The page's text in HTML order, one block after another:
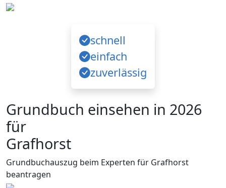
schnell
einfach
zuverlässig
Grundbuch einsehen in 2026
für
Grafhorst
Grundbuchauszug beim Experten für Grafhorst
beantragen